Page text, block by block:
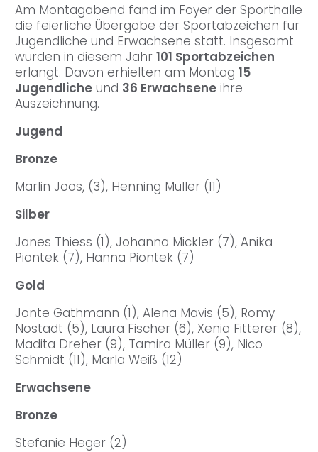
Am Montagabend fand im Foyer der Sporthalle
die feierliche Übergabe der Sportabzeichen für
Jugendliche und Erwachsene statt. Insgesamt
wurden in diesem Jahr 101 Sportabzeichen
erlangt. Davon erhielten am Montag 15
Jugendliche und 36 Erwachsene ihre
Auszeichnung.
Jugend
Bronze
Marlin Joos, (3), Henning Müller (11)
Silber
Janes Thiess (1), Johanna Mickler (7), Anika
Piontek (7), Hanna Piontek (7)
Gold
Jonte Gathmann (1), Alena Mavis (5), Romy
Nostadt (5), Laura Fischer (6), Xenia Fitterer (8),
Madita Dreher (9), Tamira Müller (9), Nico
Schmidt (11), Marla Weiß (12)
Erwachsene
Bronze
Stefanie Heger (2)